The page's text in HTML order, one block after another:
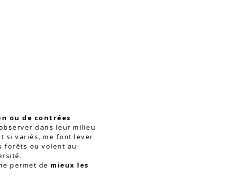
ou de contrées
dans leur milieu
si variés, me font lever
forêts ou volent au-
permet de mieux les